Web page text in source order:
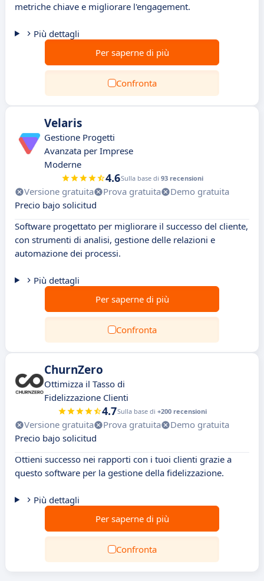
metriche chiave e migliorare l'engagement.
Più dettagli
Per saperne di più
Confronta
Velaris
Gestione Progetti
Avanzata per Imprese
Moderne
4.6Sulla base di 93 recensioni
Versione gratuita Prova gratuita
Demo gratuita
Precio bajo solicitud
Software progettato per migliorare il successo del cliente,
con strumenti di analisi, gestione delle relazioni e
automazione dei processi.
Più dettagli
Per saperne di più
Confronta
ChurnZero
Ottimizza il Tasso di
Fidelizzazione Clienti
4.7Sulla base di +200 recensioni
Versione gratuita Prova gratuita
Demo gratuita
Precio bajo solicitud
Ottieni successo nei rapporti con i tuoi clienti grazie a
questo software per la gestione della fidelizzazione.
Più dettagli
Per saperne di più
Confronta